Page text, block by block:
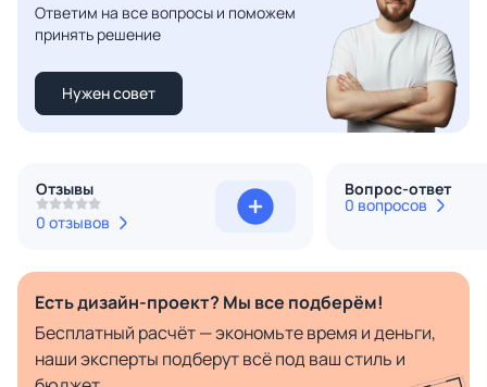
Ответим на все вопросы и поможем
принять решение
Нужен совет
Отзывы
0 отзывов
Вопрос-ответ
0 вопросов
Есть дизайн-проект? Мы все подберём!
Бесплатный расчёт — экономьте время и деньги,
наши эксперты подберут всё под ваш стиль и